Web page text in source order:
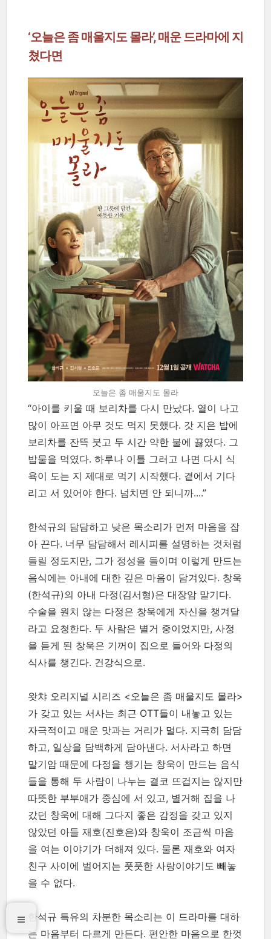
‘오늘은 좀 매울지도 몰라’, 매운 드라마에 지
쳤다면
오늘은 좀 매울지도 몰라
“아이를 키울 때 보리차를 다시 만났다. 열이 나고
많이 아프면 아무 것도 먹지 못했다. 갓 지은 밥에
보리차를 잔뜩 붓고 두 시간 약한 불에 끓였다. 그
밥물을 먹였다. 하루나 이틀 그러고 나면 다시 식
욕이 도는 지 제대로 먹기 시작했다. 곁에서 기다
리고 서 있어야 한다. 넘치면 안 되니까....”
한석규의 담담하고 낮은 목소리가 먼저 마음을 잡
아 끈다. 너무 담담해서 레시피를 설명하는 것처럼
들릴 정도지만, 그가 정성을 들이며 이렇게 만드는
음식에는 아내에 대한 깊은 마음이 담겨있다. 창욱
(한석규)의 아내 다정(김서형)은 대장암 말기다.
수술을 원치 않는 다정은 창욱에게 자신을 챙겨달
라고 요청한다. 두 사람은 별거 중이었지만, 사정
을 듣게 된 창욱은 기꺼이 집으로 들어와 다정의
식사를 챙긴다. 건강식으로.
왓챠 오리지널 시리즈 <오늘은 좀 매울지도 몰라>
가 갖고 있는 서사는 최근 OTT들이 내놓고 있는
자극적이고 매운 맛과는 거리가 멀다. 지극히 담담
하고, 일상을 담백하게 담아낸다. 서사라고 하면
말기암 때문에 다정을 챙기는 창욱이 만드는 음식
들을 통해 두 사람이 나누는 결코 뜨겁지는 않지만
따뜻한 부부애가 중심에 서 있고, 별거해 집을 나
갔던 창욱에 대해 그다지 좋은 감정을 갖고 있지
않았던 아들 재호(진호은)와 창욱이 조금씩 마음
을 여는 이야기가 더해져 있다. 물론 재호와 여자
친구 사이에 벌어지는 풋풋한 사랑이야기도 빼놓
을 수 없다.
한석규 특유의 차분한 목소리는 이 드라마를 대하
는 마음부터 다르게 만든다. 편안한 마음으로 한껏